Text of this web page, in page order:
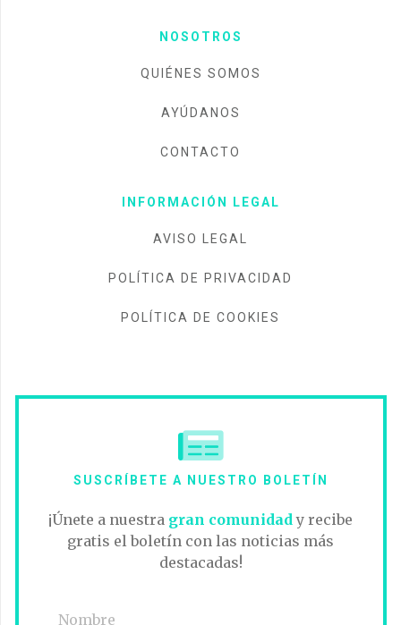
NOSOTROS
QUIÉNES SOMOS
AYÚDANOS
CONTACTO
INFORMACIÓN LEGAL
AVISO LEGAL
POLÍTICA DE PRIVACIDAD
POLÍTICA DE COOKIES
SUSCRÍBETE A NUESTRO BOLETÍN
¡Únete a nuestra gran comunidady recibe
gratis el boletín con las noticias más
destacadas!